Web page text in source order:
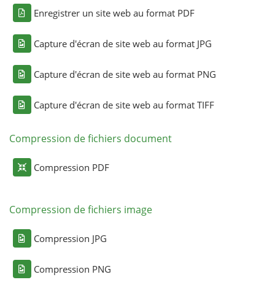
Enregistrer un site web au format PDF
Capture d'écran de site web au format JPG
Capture d'écran de site web au format PNG
Capture d'écran de site web au format TIFF
Compression de fichiers document
Compression PDF
Compression de fichiers image
Compression JPG
Compression PNG